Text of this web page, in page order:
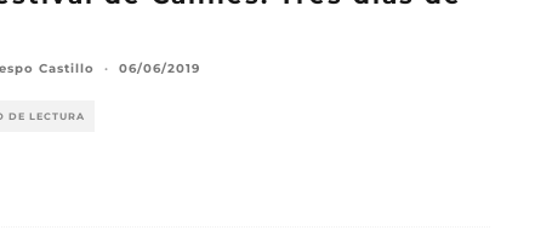
Castillo · 06/06/2019
DE LECTURA